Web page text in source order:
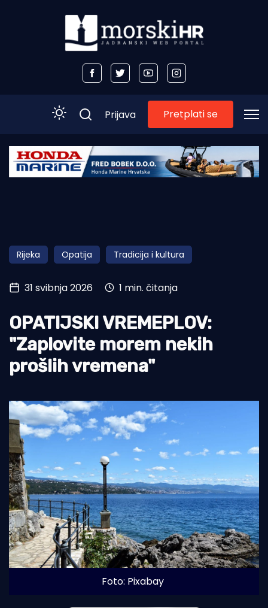
Početna
Obala
Otoci
Turizam i nautika
Pomorstvo
Ribolov
Ekologija
Prijava Pretplati se
Rijeka Opatija Tradicija i kultura
31 svibnja 2026 1 min. čitanja
OPATIJSKI VREMEPLOV:
"Zaplovite morem nekih
prošlih vremena"
Foto: Pixabay